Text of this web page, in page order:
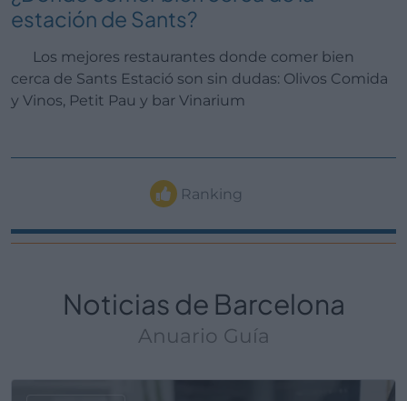
estación de Sants?
Los mejores restaurantes donde comer bien
cerca de Sants Estació son sin dudas: Olivos Comida
y Vinos, Petit Pau y bar Vinarium
Ranking
Noticias de Barcelona
Anuario Guía